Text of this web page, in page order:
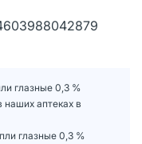
глазные 0,3 %
аптеках в
глазные 0,3 %